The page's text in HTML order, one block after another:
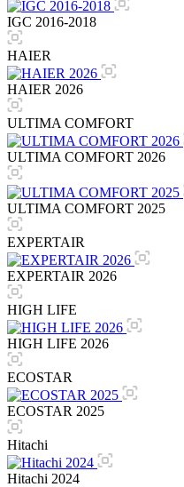
IGC 2016-2018
HAIER
HAIER 2026
ULTIMA COMFORT
ULTIMA COMFORT 2026
ULTIMA COMFORT 2025
EXPERTAIR
EXPERTAIR 2026
HIGH LIFE
HIGH LIFE 2026
ECOSTAR
ECOSTAR 2025
Hitachi
Hitachi 2024